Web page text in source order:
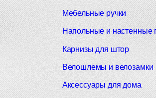
Мебельные ручки
Напольные и настенные
Карнизы для штор
Велошлемы и велозамки
Аксессуары для дома